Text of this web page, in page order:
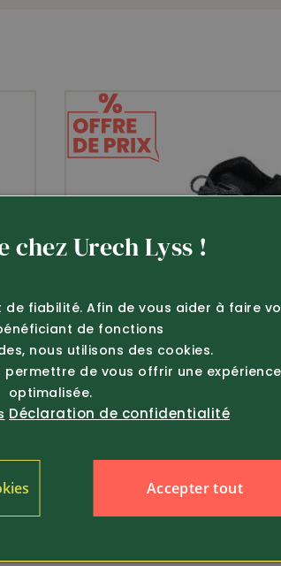
379.-
seul.
Grisport
chez Urech Lyss !
de fiabilité. Afin de vous aider à faire
de fonctions
nous utilisons des cookies.
de vous offrir une
optimalisée.
Déclaration de confidentialité
Accepter tout